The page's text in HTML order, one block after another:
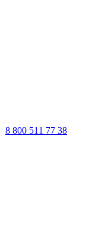
8 800 511 77 38